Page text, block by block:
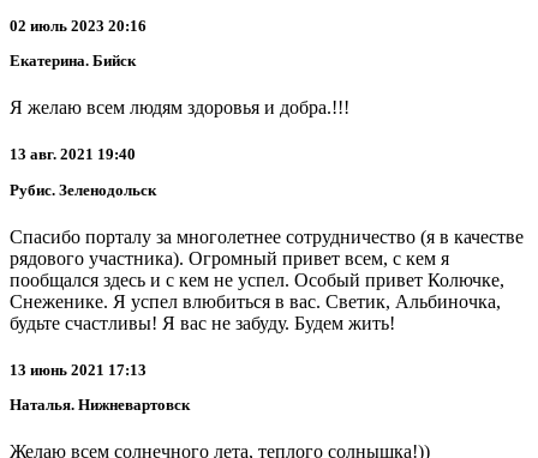
02 июль 2023 20:16
Екатерина. Бийск
Я желаю всем людям здоровья и добра.!!!
13 авг. 2021 19:40
Рубис. Зеленодольск
Спасибо порталу за многолетнее сотрудничество (я в качестве
рядового участника). Огромный привет всем, с кем я
пообщался здесь и с кем не успел. Особый привет Колючке,
Снеженике. Я успел влюбиться в вас. Светик, Альбиночка,
будьте счастливы! Я вас не забуду. Будем жить!
13 июнь 2021 17:13
Наталья. Нижневартовск
Желаю всем солнечного лета, теплого солнышка!))